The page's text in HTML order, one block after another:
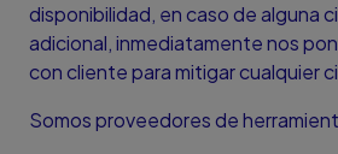
disponibilidad, en caso de alguna
adicional, inmediatamente nos
con cliente para mitigar cualquier
Somos proveedores de